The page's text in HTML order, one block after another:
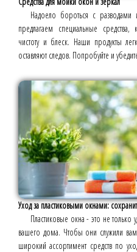
Надоело бороться с
предлагаем специальные
чистоту и блеск. Наши продукты
оставляют следов. Попробуйте и
Уход за пластиковыми окнами:
Пластиковые окна - это не только
вашего дома. Чтобы они служили
широкий ассортимент средств по